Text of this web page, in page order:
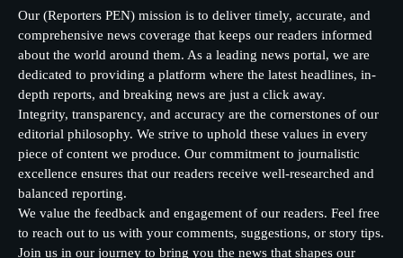
Our (Reporters PEN) mission is to deliver timely, accurate, and
comprehensive news coverage that keeps our readers informed
about the world around them. As a leading news portal, we are
dedicated to providing a platform where the latest headlines, in-
depth reports, and breaking news are just a click away.
Integrity, transparency, and accuracy are the cornerstones of our
editorial philosophy. We strive to uphold these values in every
piece of content we produce. Our commitment to journalistic
excellence ensures that our readers receive well-researched and
balanced reporting.
We value the feedback and engagement of our readers. Feel free
to reach out to us with your comments, suggestions, or story tips.
Join us in our journey to bring you the news that shapes our